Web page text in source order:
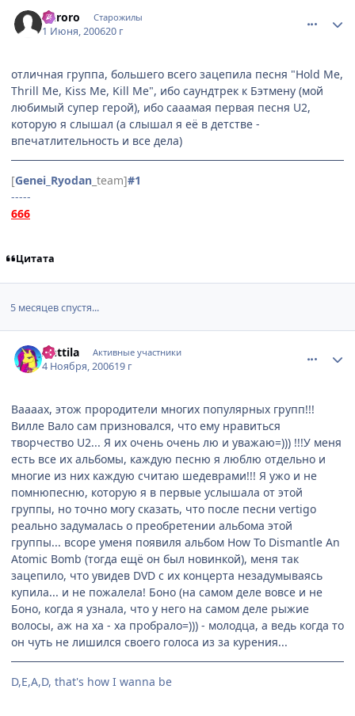
Kuroro Старожилы
1 Июня, 200620 г
отличная группа, большего всего зацепила песня "Hold Me,
Thrill Me, Kiss Me, Kill Me", ибо саундтрек к Бэтмену (мой
любимый супер герой), ибо сааамая первая песня U2,
которую я слышал (а слышал я её в детстве -
впечатлительность и все дела)
[Genei_Ryodan _team]#1
-----
666
Цитата
5 месяцев спустя...
Anttila Активные участники
4 Ноября, 200619 г
Ваааах, этож прородители многих популярных групп!!!
Вилле Вало сам призновался, что ему нравиться
творчество U2... Я их очень очень лю и уважаю=))) !!!У меня
есть все их альбомы, каждую песню я люблю отдельно и
многие из них каждую считаю шедеврами!!! Я ужо и не
помнюпесню, которую я в первые услышала от этой
группы, но точно могу сказать, что после песни vertigo
реально задумалась о преобретении альбома этой
группы... всоре уменя появиля альбом How To Dismantle An
Atomic Bomb (тогда ещё он был новинкой), меня так
зацепило, что увидев DVD с их концерта незадумываясь
купила... и не пожалела! Боно (на самом деле вовсе и не
Боно, когда я узнала, что у него на самом деле рыжие
волосы, аж на ха - ха пробрало=))) - молодца, а ведь когда то
он чуть не лишился своего голоса из за курения...
D,E,A,D, that's how I wanna be